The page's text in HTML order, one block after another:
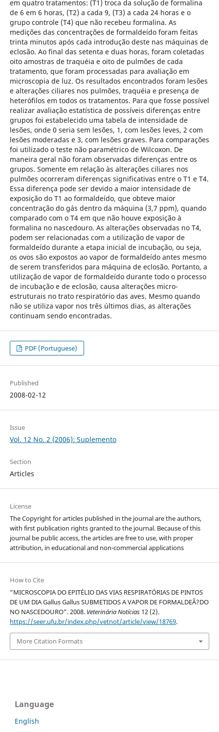
em quatro tratamentos: (T1) troca da solução de formalina
de 6 em 6 horas, (T2) a cada 9, (T3) a cada 24 horas e o
grupo controle (T4) que não recebeu formalina. As
medições das concentrações de formaldeído foram feitas
trinta minutos após cada introdução deste nas máquinas de
eclosão. Ao final das setenta e duas horas, foram coletadas
oito amostras de traquéia e oito de pulmões de cada
tratamento, que foram processadas para avaliação em
microscopia de luz. Os resultados encontrados foram lesões
e alterações ciliares nos pulmões, traquéia e presença de
heterófilos em todos os tratamentos. Para que fosse possível
realizar avaliação estatística de possíveis diferenças entre
grupos foi estabelecido uma tabela de intensidade de
lesões, onde 0 seria sem lesões, 1, com lesões leves, 2 com
lesões moderadas e 3, com lesões graves. Para comparações
foi utilizado o teste não paramétrico de Wilcoxon. De
maneira geral não foram observadas diferenças entre os
grupos. Somente em relação às alterações ciliares nos
pulmões ocorreram diferenças significativas entre o T1 e T4.
Essa diferença pode ser devido a maior intensidade de
exposição do T1 ao formaldeído, que obteve maior
concentração do gás dentro da máquina (3,7 ppm), quando
comparado com o T4 em que não houve exposição à
formalina no nascedouro. As alterações observadas no T4,
podem ser relacionadas com a utilização de vapor de
formaldeído durante a etapa inicial de incubação, ou seja,
os ovos são expostos ao vapor de formaldeído antes mesmo
de serem transferidos para máquina de eclosão. Portanto, a
utilização de vapor de formaldeído durante todo o processo
de incubação e de eclosão, causa alterações micro-
estruturais no trato respiratório das aves. Mesmo quando
não se utiliza vapor nos três últimos dias, as alterações
continuam sendo encontradas.
PDF (Portuguese)
Published
2008-02-12
Issue
Vol. 12 No. 2 (2006): Suplemento
Section
Articles
License
The Copyright for articles published in the journal are the authors,
with first publication rights granted to the journal. Because of this
journal be public access, the articles are free to use, with proper
attribution, in educational and non-commercial applications
How to Cite
“MICROSCOPIA DO EPITÉLIO DAS VIAS RESPIRATÓRIAS DE PINTOS
DE UM DIA Gallus Gallus SUBMETIDOS A VAPOR DE FORMALDEÃ?DO
NO NASCEDOURO”. 2008. Veterinária Notícias12 (2).
https://seer.ufu.br/index.php/vetnot/article/view/18769.
More Citation Formats
Language
English